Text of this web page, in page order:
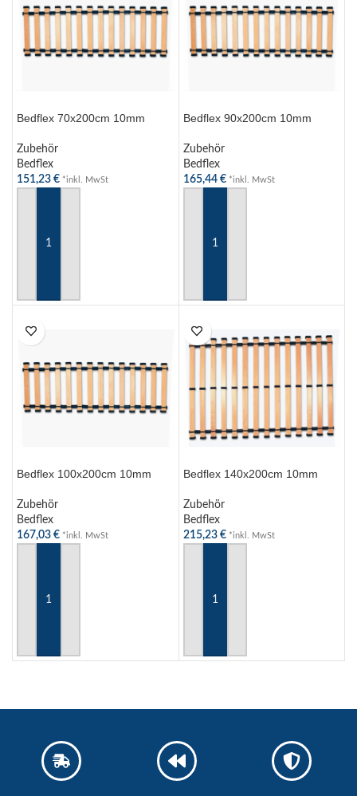
Bedflex 70x200cm 10mm
Zubehör
Bedflex
151,23 € *inkl. MwSt
Bedflex 90x200cm 10mm
Zubehör
Bedflex
165,44 € *inkl. MwSt
Bedflex 100x200cm 10mm
Zubehör
Bedflex
167,03 € *inkl. MwSt
Bedflex 140x200cm 10mm
Zubehör
Bedflex
215,23 € *inkl. MwSt